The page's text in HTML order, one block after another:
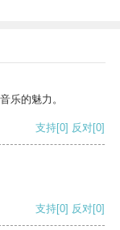
乐的魅力。
支持[0] 反对[0]
支持[0] 反对[0]